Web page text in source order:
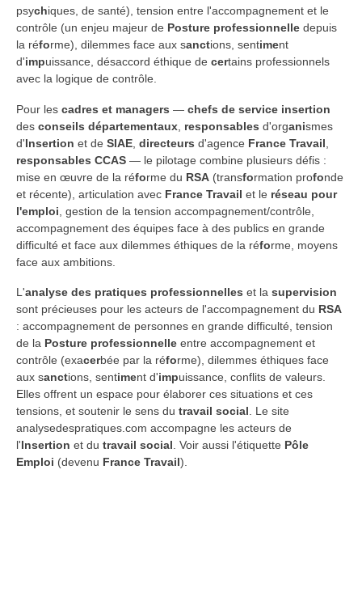
psychiques, de santé), tension entre l'accompagnement et le
contrôle (un enjeu majeur de Posture professionnelle depuis
la réforme), dilemmes face aux sanctions, sentiment
d'impuissance, désaccord éthique de certains professionnels
avec la logique de contrôle.
Pour les cadres et managers — chefs de service insertion
des conseils départementaux responsables d'organismes
d'Insertion et de SIAE directeurs d'agence France Travail
responsables CCAS — le pilotage combine plusieurs défis :
mise en œuvre de la réforme du RSA (transformation profonde
et récente), articulation avec France Travail et le réseau pour
l'emploi , gestion de la tension accompagnement/contrôle,
accompagnement des équipes face à des publics en grande
difficulté et face aux dilemmes éthiques de la réforme, moyens
face aux ambitions.
L'analyse des pratiques professionnelles et la supervision
sont précieuses pour les acteurs de l'accompagnement du RSA
: accompagnement de personnes en grande difficulté, tension
de la Posture professionnelle entre accompagnement et
contrôle (exacerbée par la réforme), dilemmes éthiques face
aux sanctions, sentiment d'impuissance, conflits de valeurs.
Elles offrent un espace pour élaborer ces situations et ces
tensions, et soutenir le sens du travail social. Le site
analysedespratiques.com accompagne les acteurs de
l'Insertion et du travail social. Voir aussi l'étiquette Pôle
Emploi (devenu France Travail).